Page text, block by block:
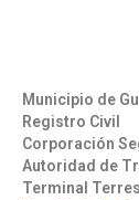
Municipio de
Registro Civil
Corporación
Autoridad de
Terminal